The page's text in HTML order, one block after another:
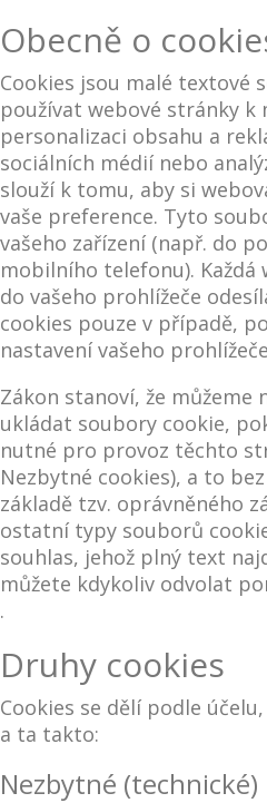
Obecně o
Cookies jsou malé textové
používat webové stránky k
personalizaci obsahu a
sociálních médií nebo
slouží k tomu, aby si
vaše preference. Tyto
vašeho zařízení (např. do
mobilního telefonu). Každá
do vašeho prohlížeče
cookies pouze v případě,
nastavení vašeho
Zákon stanoví, že můžeme
ukládat soubory cookie,
nutné pro provoz těchto
Nezbytné cookies), a to
základě tzv. oprávněného
ostatní typy souborů
souhlas, jehož plný text
můžete kdykoliv odvolat
.
Druhy cookies
Cookies se dělí podle
a ta takto:
Nezbytné (technické)